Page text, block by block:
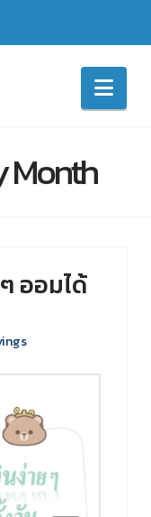
Month
ออมได้